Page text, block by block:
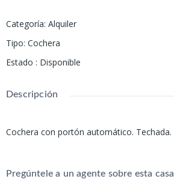
Categoría: Alquiler
Tipo: Cochera
Estado : Disponible
Descripción
Cochera con portón automático. Techada.
Pregúntele a un agente sobre esta casa